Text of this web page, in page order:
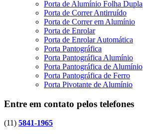
Porta de Alumínio Folha Dupla
Porta de Correr Antirruído
Porta de Correr em Alumínio
Porta de Enrolar
Porta de Enrolar Automática
Porta Pantográfica
Porta Pantográfica Alumínio
Porta Pantográfica de Alumínio
Porta Pantográfica de Ferro
Porta Pivotante de Alumínio
Entre em contato pelos telefones
(11) 5841-1965